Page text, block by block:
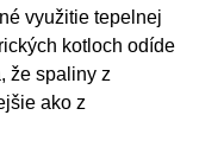
využitie tepelnej
kotloch odíde
že spaliny z
ako z